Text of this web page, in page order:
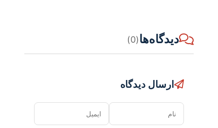
دیدگاه‌ها(0)
ارسال دیدگاه